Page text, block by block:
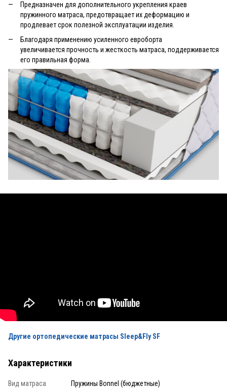
Предназначен для дополнительного укрепления краев
пружинного матраса, предотвращает их деформацию и
продлевает срок полезной эксплуатации изделия.
Благодаря применению усиленного евроборта
увеличивается прочность и жесткость матраса, поддерживается
его правильная форма.
Другие ортопедические матрасы Sleep&Fly SF
Характеристики
Вид матраса
Пружины Bonnel (бюджетные)